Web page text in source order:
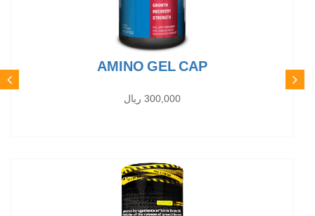
AMINO GEL CAP
300,000 ریال